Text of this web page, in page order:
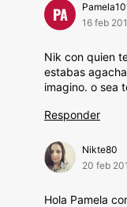
PA
16 feb
Nik con quien
estabas
imagino. o sea
Responder
Nikte80
20 feb
Hola Pamela